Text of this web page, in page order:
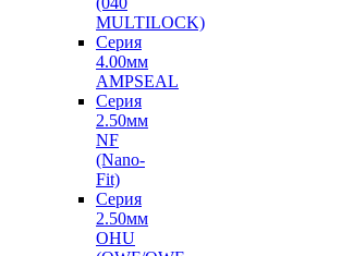
MULTILOCK)
Серия
4.00мм
AMPSEAL
Серия
2.50мм
NF
(Nano-
Fit)
Серия
2.50мм
OHU